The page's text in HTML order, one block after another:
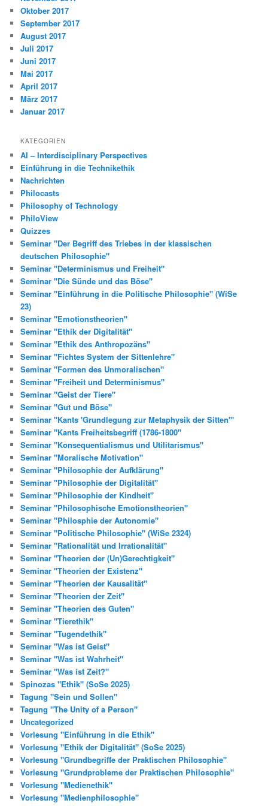
Oktober 2017
September 2017
August 2017
Juli 2017
Juni 2017
Mai 2017
April 2017
März 2017
Januar 2017
KATEGORIEN
AI – Interdisciplinary Perspectives
Einführung in die Technikethik
Nachrichten
Philocasts
Philosophy of Technology
PhiloView
Quizzes
Seminar "Der Begriff des Triebes in der klassischen
deutschen Philosophie"
Seminar "Determinismus und Freiheit"
Seminar "Die Sünde und das Böse"
Seminar "Einführung in die Politische Philosophie" (WiSe
23)
Seminar "Emotionstheorien"
Seminar "Ethik der Digitalität"
Seminar "Ethik des Anthropozäns"
Seminar "Fichtes System der Sittenlehre"
Seminar "Formen des Unmoralischen"
Seminar "Freiheit und Determinismus"
Seminar "Geist der Tiere"
Seminar "Gut und Böse"
Seminar "Kants 'Grundlegung zur Metaphysik der Sitten'"
Seminar "Kants Freiheitsbegriff (1786-1800"
Seminar "Konsequentialismus und Utilitarismus"
Seminar "Moralische Motivation"
Seminar "Philosophie der Aufklärung"
Seminar "Philosophie der Digitalität"
Seminar "Philosophie der Kindheit"
Seminar "Philosophische Emotionstheorien"
Seminar "Philosphie der Autonomie"
Seminar "Politische Philosophie" (WiSe 2324)
Seminar "Rationalität und Irrationalität"
Seminar "Theorien der (Un)Gerechtigkeit"
Seminar "Theorien der Existenz"
Seminar "Theorien der Kausalität"
Seminar "Theorien der Zeit"
Seminar "Theorien des Guten"
Seminar "Tierethik"
Seminar "Tugendethik"
Seminar "Was ist Geist"
Seminar "Was ist Wahrheit"
Seminar "Was ist Zeit?"
Spinozas "Ethik" (SoSe 2025)
Tagung "Sein und Sollen"
Tagung "The Unity of a Person"
Uncategorized
Vorlesung "Einführung in die Ethik"
Vorlesung "Ethik der Digitalität" (SoSe 2025)
Vorlesung "Grundbegriffe der Praktischen Philosophie"
Vorlesung "Grundprobleme der Praktischen Philosophie"
Vorlesung "Medienethik"
Vorlesung "Medienphilosophie"